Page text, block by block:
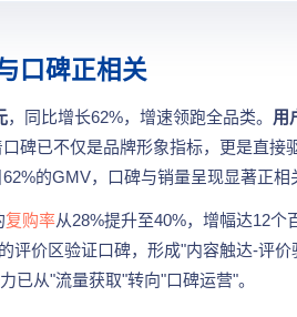
口碑正相关
，同比增长62%，增速领跑全品类。 用
碑已不仅是品牌形象指标，更是直接
的GMV，口碑与销量呈现显著正相
复购率从28%提升至40%，增幅达12个
评价区验证口碑，形成"内容触达-评
已从"流量获取"转向"口碑运营"。